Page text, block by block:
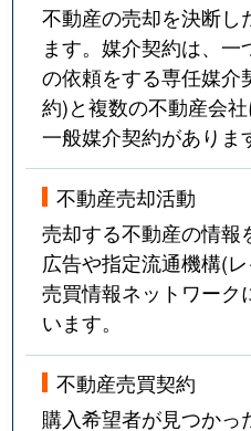
不動産の売却を決断し
ます。媒介契約は、
の依頼をする専任媒介
約)と複数の不動産会
一般媒介契約がありま
不動産売却活動
売却する不動産の情報
広告や指定流通機構(
売買情報ネットワーク
います。
不動産売買契約
購入希望者が見つかっ